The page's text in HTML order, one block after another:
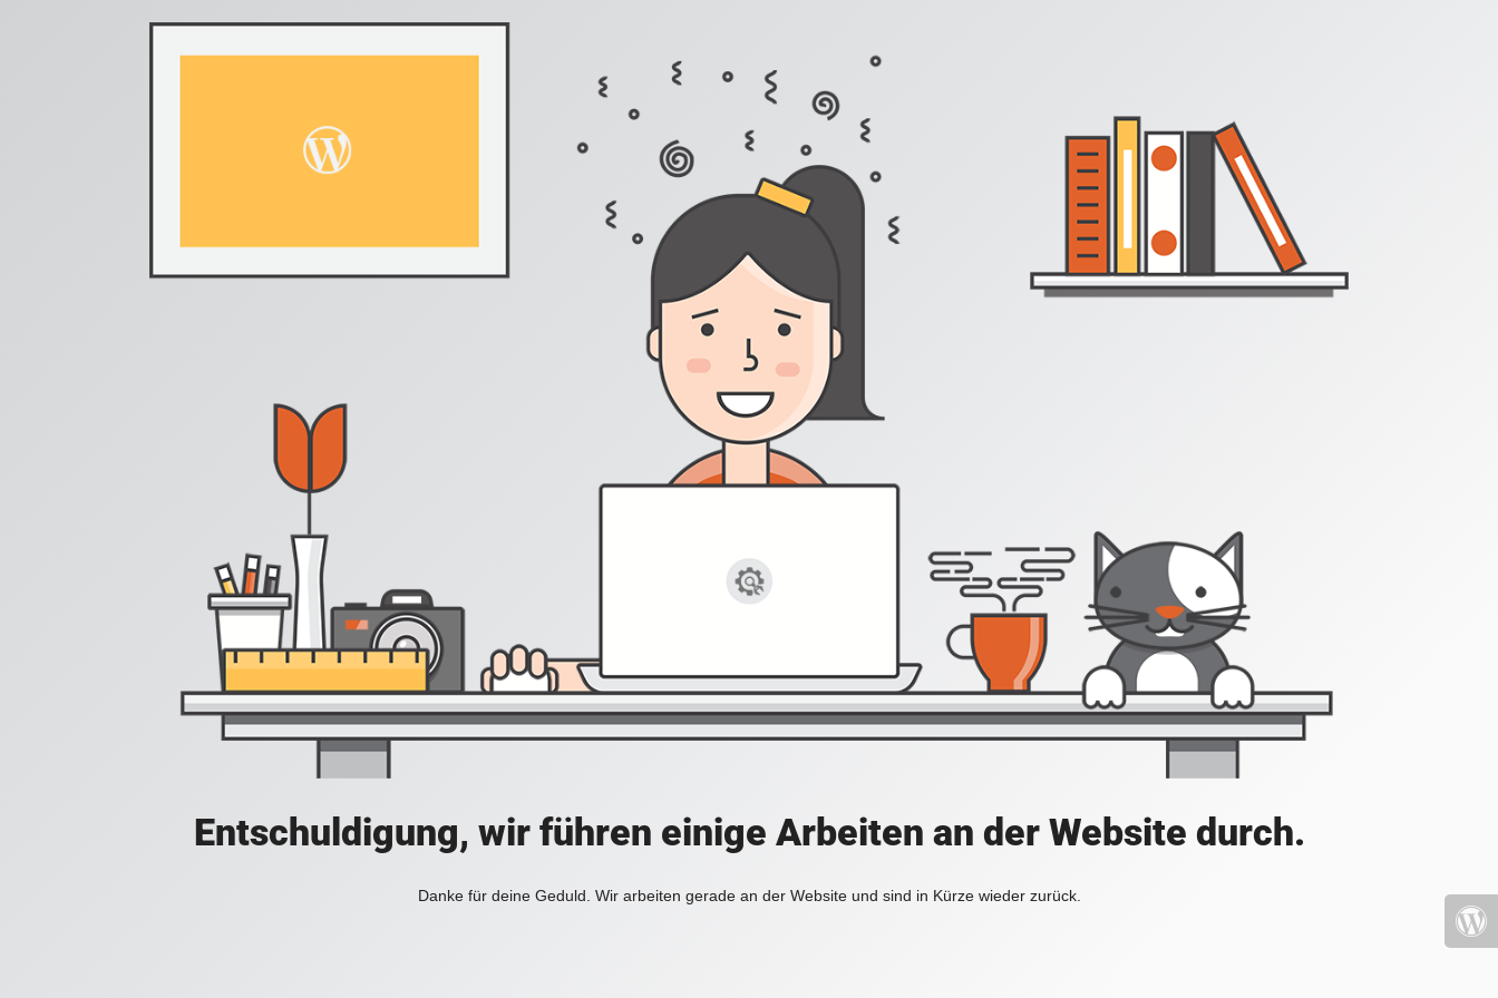
Entschuldigung, wir führen einige Arbeiten an der Website durch.
Danke für deine Geduld. Wir arbeiten gerade an der Website und sind in Kürze wieder zurück.